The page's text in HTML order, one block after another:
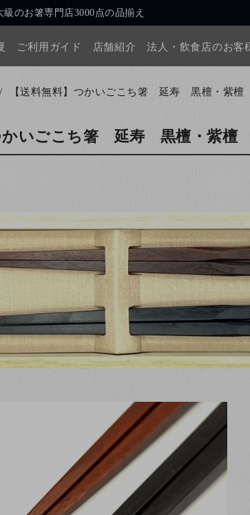
のお箸専門店3000点の品揃え
ご利用ガイド 店舗紹介 法人・飲食店のお客
【送料無料】つかいごこち箸 延寿 黒檀・紫檀
かいごこち箸 延寿 黒檀・紫檀